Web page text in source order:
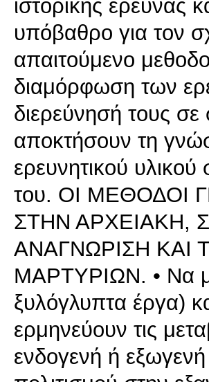
ιστορικής έρευνας
υπόβαθρο για τον
απαιτούμενο
διαμόρφωση των
διερεύνησή τους
αποκτήσουν τη
ερευνητικού
του. ΟΙ ΜΕΘΟΔΟΙ
ΣΤΗΝ ΑΡΧΕΙΑΚΗ,
ΑΝΑΓΝΩΡΙΣΗ ΚΑΙ
ΜΑΡΤΥΡΙΩΝ. • Να
ξυλόγλυπτα έργα)
ερμηνεύουν τις
ενδογενή ή